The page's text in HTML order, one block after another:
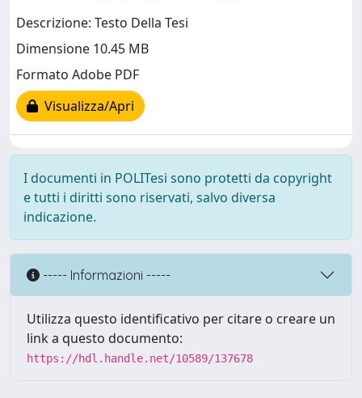
Descrizione: Testo Della Tesi
Dimensione 10.45 MB
Formato Adobe PDF
Visualizza/Apri
I documenti in POLITesi sono protetti da copyright
e tutti i diritti sono riservati, salvo diversa
indicazione.
----- Informazioni -----
Utilizza questo identificativo per citare o creare un
link a questo documento:
https://hdl.handle.net/10589/137678